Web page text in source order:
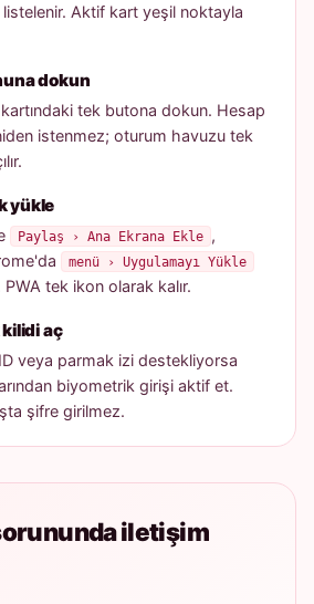
Aktif kart yeşil noktayla
dokun
tek butona dokun. Hesap
istenmez; oturum havuzu tek
yükle
Paylaş › Ana Ekrana Ekle ,
menü › Uygulamayı Yükle
PWA tek ikon olarak kalır.
aç
veya parmak izi destekliyorsa
biyometrik girişi aktif et.
şifre girilmez.
iletişim